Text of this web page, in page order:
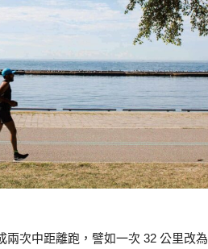
次中距離跑，譬如一次 32 公里改